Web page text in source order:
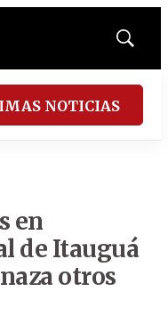
Mostrar
NOTICIAS
en
de Itauguá
otros